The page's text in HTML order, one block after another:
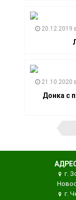
20.12.2019
21.10.2020
Донка с
г.
г.